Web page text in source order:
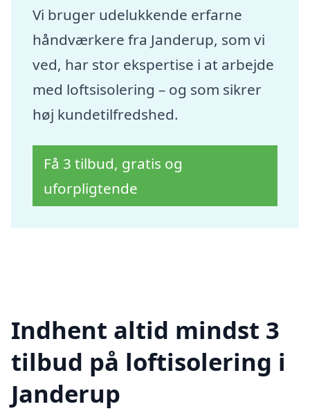
Vi bruger udelukkende erfarne
håndværkere fra Janderup, som vi
ved, har stor ekspertise i at arbejde
med loftsisolering – og som sikrer
høj kundetilfredshed.
Få 3 tilbud, gratis og
uforpligtende
Indhent altid mindst 3
tilbud på loftisolering i
Janderup